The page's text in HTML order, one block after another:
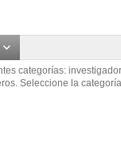
categorías:
Seleccione la